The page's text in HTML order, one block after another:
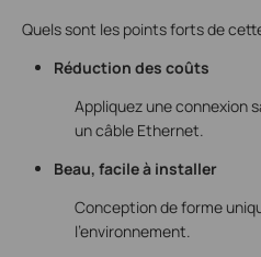
Quels sont les points forts de
Réduction des coûts
Appliquez une connexion
un câble Ethernet.
Beau, facile à installer
Conception de forme
l'environnement.